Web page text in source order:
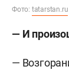
Фото: tatarstan.ru
— И
—